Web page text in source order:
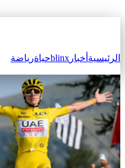
الرئيسية أخبار blinxحياةرياضة